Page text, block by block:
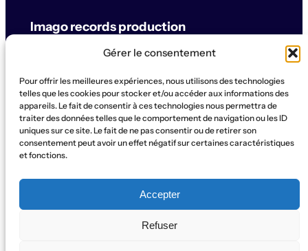
Gérer le consentement
Pour offrir les meilleures expériences, nous utilisons des technologies
telles que les cookies pour stocker et/ou accéder aux informations des
appareils. Le fait de consentir à ces technologies nous permettra de
traiter des données telles que le comportement de navigation ou les ID
uniques sur ce site. Le fait de ne pas consentir ou de retirer son
consentement peut avoir un effet négatif sur certaines caractéristiques
et fonctions.
Accepter
Refuser
Imago records production
© Imago records production
SUPPORT
ArtistesConcertsLabelProductionBoutiqueLa Ruche
ContactQui sommes-nous?
SOCIAL
Instagram
WhatsApp
Facebook
YouTube